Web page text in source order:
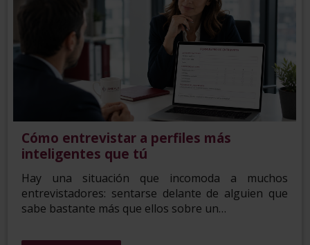
Cómo entrevistar a perfiles más
inteligentes que tú
Hay una situación que incomoda a muchos
entrevistadores: sentarse delante de alguien que
sabe bastante más que ellos sobre un…